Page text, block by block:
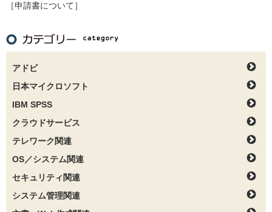
［申請書について］
アドビ
日本マイクロソフト
IBM SPSS
クラウドサービス
テレワーク関連
OS／システム関連
セキュリティ関連
システム管理関連